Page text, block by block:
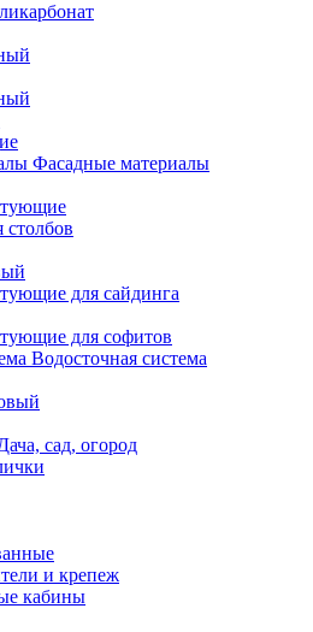
Фасадные материалы
столбов
для сайдинга
для софитов
Водосточная система
сад, огород
и крепеж
кабины